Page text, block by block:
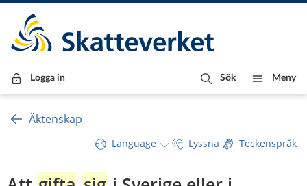
Till innehåll
Till navigationen
Till chattrobot
Logga in Sök Meny
Äktenskap
Language Lyssna Teckenspråk